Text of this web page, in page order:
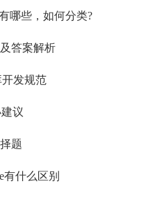
哪些，如何分类?
答案解析
开发规范
议
题
有什么区别